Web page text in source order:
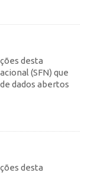
desta
(SFN) que
dados abertos
desta